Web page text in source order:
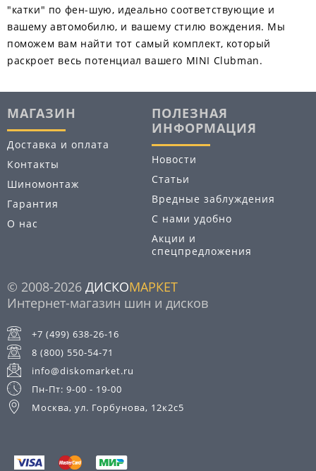
"катки" по фен-шую, идеально соответствующие и
вашему автомобилю, и вашему стилю вождения. Мы
поможем вам найти тот самый комплект, который
раскроет весь потенциал вашего MINI Clubman.
МАГАЗИН
Доставка и оплата
Контакты
Шиномонтаж
Гарантия
О нас
ПОЛЕЗНАЯ
ИНФОРМАЦИЯ
Новости
Статьи
Вредные заблуждения
С нами удобно
Акции и
спецпредложения
© 2008-2026 ДИСКОМАРКЕТ
Интернет-магазин шин и дисков
+7 (499) 638-26-16
8 (800) 550-54-71
info@diskomarket.ru
Пн-Пт: 9-00 - 19-00
Москва, ул. Горбунова, 12к2с5